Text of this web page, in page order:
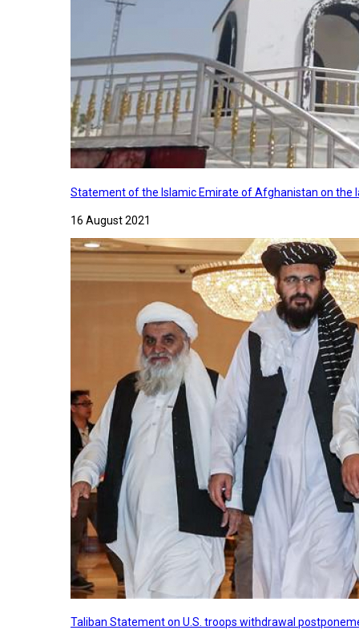
Statement of the Islamic Emirate of Afghanistan on
16 August 2021
Taliban Statement on U.S. troops withdrawal